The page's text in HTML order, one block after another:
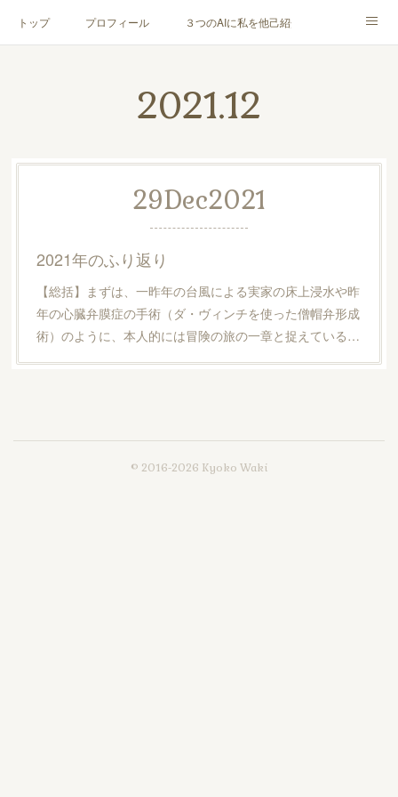
トップ プロフィール ３つのAIに私を他己紹介してもらった
お問合せ
2021.12
29Dec2021
2021年のふり返り
【総括】まずは、一昨年の台風による実家の床上浸水や昨
年の心臓弁膜症の手術（ダ・ヴィンチを使った僧帽弁形成
術）のように、本人的には冒険の旅の一章と捉えている…
© 2016-2026 Kyoko Waki